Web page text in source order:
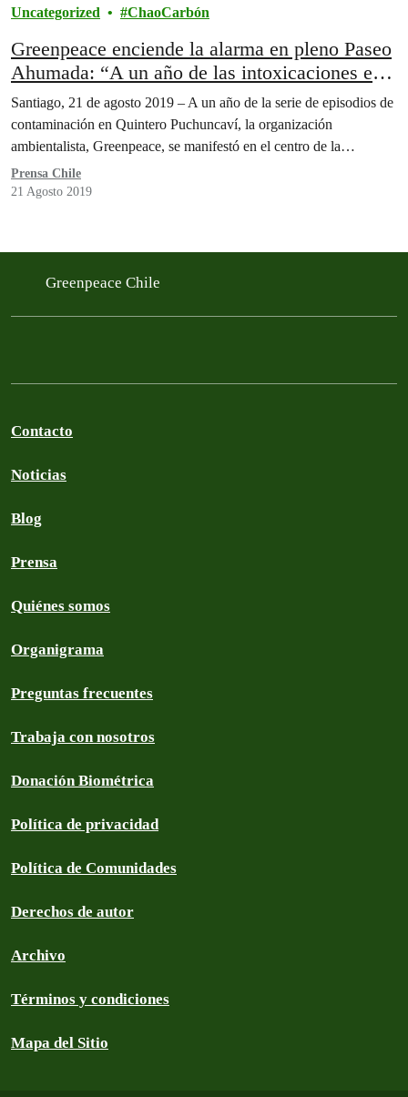
Uncategorized ChaoCarbón
Greenpeace enciende la alarma en pleno Paseo
Ahumada: “A un año de las intoxicaciones en
Quintero-Puchuncaví el gobierno sigue
perpetuando los episodios críticos en la zona”.
Santiago, 21 de agosto 2019 – A un año de la serie de episodios de
contaminación en Quintero Puchuncaví, la organización
ambientalista, Greenpeace, se manifestó en el centro de la…
Prensa Chile
21 Agosto 2019
Greenpeace Chile
Contacto
Noticias
Blog
Prensa
Quiénes somos
Organigrama
Preguntas frecuentes
Trabaja con nosotros
Donación Biométrica
Política de privacidad
Política de Comunidades
Derechos de autor
Archivo
Términos y condiciones
Mapa del Sitio